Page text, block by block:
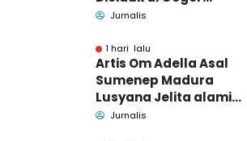
Bangkalan, Polisi Masih
Barang Bukti
Jurnalis
1 hari lalu
Artis Om Adella Asal
Sumenep Madura
Lusyana Jelita alami
kecelakaan di Wonogiri
Jurnalis